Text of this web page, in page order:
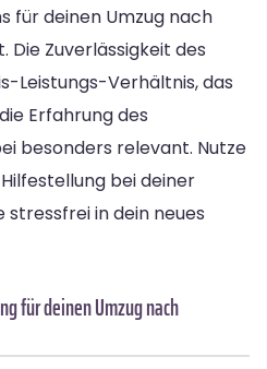
für deinen Umzug nach
Die Zuverlässigkeit des
Leistungs-Verhältnis, das
Erfahrung des
besonders relevant. Nutze
bei deiner
in dein neues
für deinen Umzug nach